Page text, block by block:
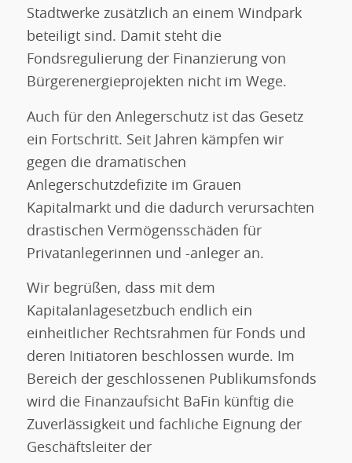
Stadtwerke zusätzlich an einem Windpark
beteiligt sind. Damit steht die
Fondsregulierung der Finanzierung von
Bürgerenergieprojekten nicht im Wege.
Auch für den Anlegerschutz ist das Gesetz
ein Fortschritt. Seit Jahren kämpfen wir
gegen die dramatischen
Anlegerschutzdefizite im Grauen
Kapitalmarkt und die dadurch verursachten
drastischen Vermögensschäden für
Privatanlegerinnen und -anleger an.
Wir begrüßen, dass mit dem
Kapitalanlagesetzbuch endlich ein
einheitlicher Rechtsrahmen für Fonds und
deren Initiatoren beschlossen wurde. Im
Bereich der geschlossenen Publikumsfonds
wird die Finanzaufsicht BaFin künftig die
Zuverlässigkeit und fachliche Eignung der
Geschäftsleiter der